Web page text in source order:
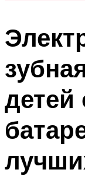
детей